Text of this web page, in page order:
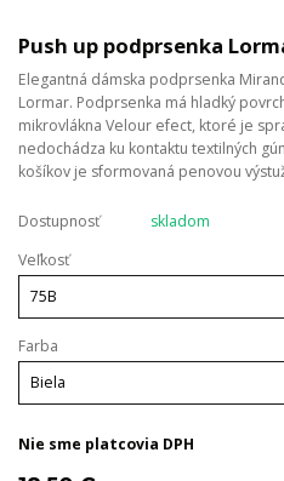
Push up podprsenka
Elegantná dámska podprsenka
Lormar. Podprsenka má hladký
mikrovlákna Velour efect, ktoré je
nedochádza ku kontaktu textilných
košíkov je sformovaná penovou
Dostupnosť
skladom
Veľkosť
Farba
Nie sme platcovia DPH